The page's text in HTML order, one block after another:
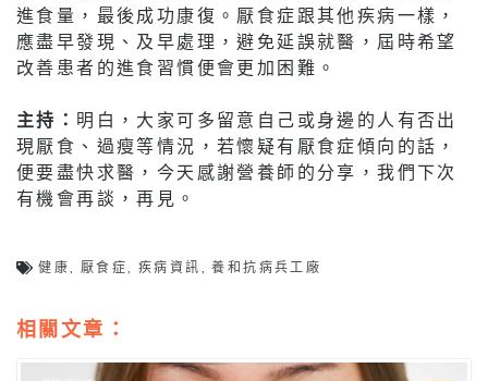
進食量，最後成功康復。厭食症跟其他疾病一樣，
應盡早發現、及早處理，避免延誤就醫，屆時希望
改善患者的進食習慣便會更加困難。
主持： 明白，大家可多留意自己或身邊的人有否出
現厭食、過瘦等情況，若懷疑有厭食症傾向的話，
便要盡快求醫，今天感謝營養師的分享，我們下次
有機會再談，再見。
健康 厭食症 ,疾病資訊 ,養和抗病兵工廠
相關文章：